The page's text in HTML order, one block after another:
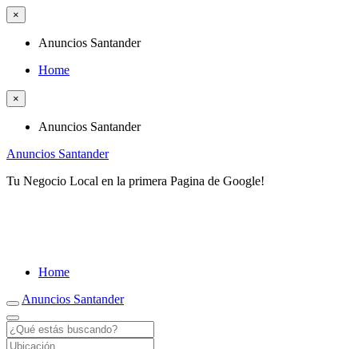
×
Anuncios Santander
Home
×
Anuncios Santander
Anuncios Santander
Tu Negocio Local en la primera Pagina de Google!
Home
Anuncios Santander